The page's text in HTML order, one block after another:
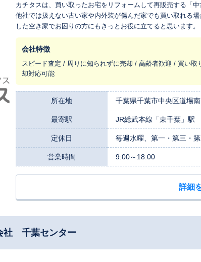
カチタスは、買い取ったお宅をリフォームして再販売する「
他社では扱えない古い家や内外装が傷んだ家でも買い取れる
した空き家でお困りの方にもきっとお役に立てると思います
生まれ変わらせ、長く住みつなぐお手伝いをさせてください。
会社特徴
スピード査定 / 周りに知られずに売却 / 高齢者歓迎 / 買い
却対応可能
所在地 千葉県千葉市中央区道
最寄駅 JR総武本線「東千葉」駅
定休日 毎週水曜、第一・第三・
営業時間 9:00～18:00
詳細
社 千葉センター